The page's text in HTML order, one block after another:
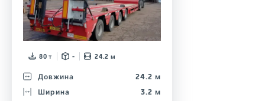
80 т - 24.2 м
Довжина
24.2 м
Ширина
3.2 м